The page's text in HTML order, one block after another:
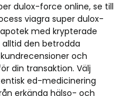
dulox-force online, se till
viagra super dulox-
med krypterade
den betrodda
och
din transaktion. Välj
ed-medicinering
erkända hälso- och